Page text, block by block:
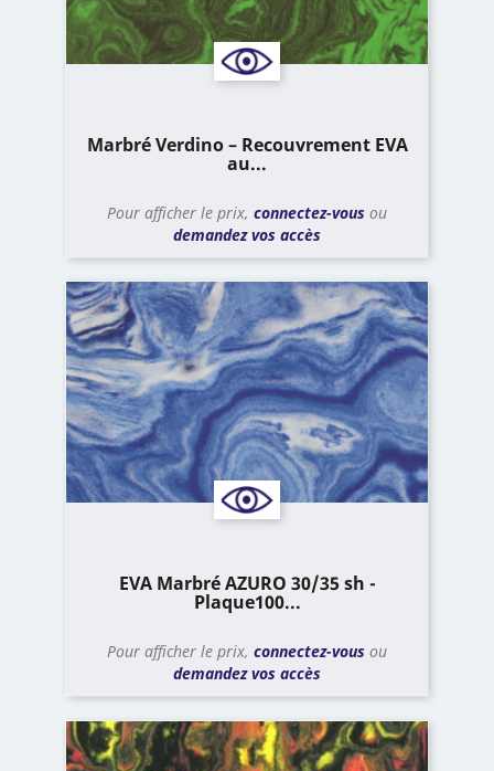
Marbré Verdino – Recouvrement EVA
au...
Pour afficher le prix, connectez-vous ou
demandez vos accès
EVA Marbré AZURO 30/35 sh -
Plaque100...
Pour afficher le prix, connectez-vous ou
demandez vos accès